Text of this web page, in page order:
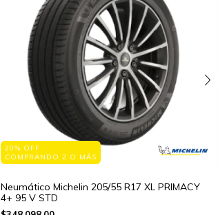
20% OFF
COMPRANDO 2 O MÁS
Neumático Michelin 205/55 R17 XL PRIMACY
4+ 95 V STD